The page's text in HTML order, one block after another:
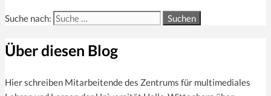
Suche nach:
Über diesen Blog
Hier schreiben Mitarbeitende des Zentrums für multi­mediales